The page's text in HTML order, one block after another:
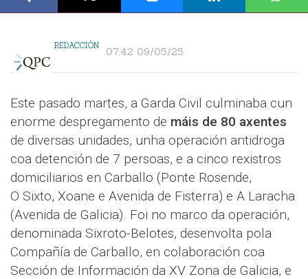
REDACCIÓN 07:42 09/05/25
Este pasado martes, a Garda Civil culminaba cun
enorme despregamento de máis de 80 axentes
de diversas unidades, unha operación antidroga
coa detención de 7 persoas, e a cinco rexistros
domiciliarios en Carballo (Ponte Rosende,
O Sixto, Xoane e Avenida de Fisterra) e A Laracha
(Avenida de Galicia). Foi no marco da operación,
denominada Sixroto-Belotes, desenvolta pola
Compañía de Carballo, en colaboración coa
Sección de Información da XV Zona de Galicia, e